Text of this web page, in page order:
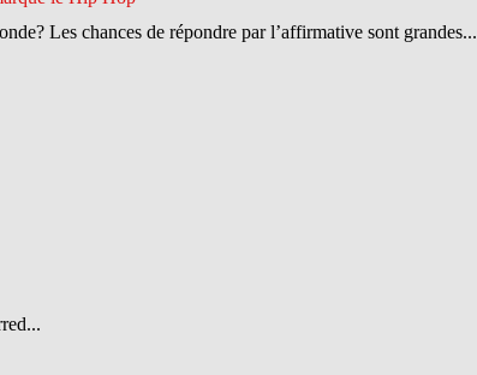
Les chances de répondre par l’affirmative sont